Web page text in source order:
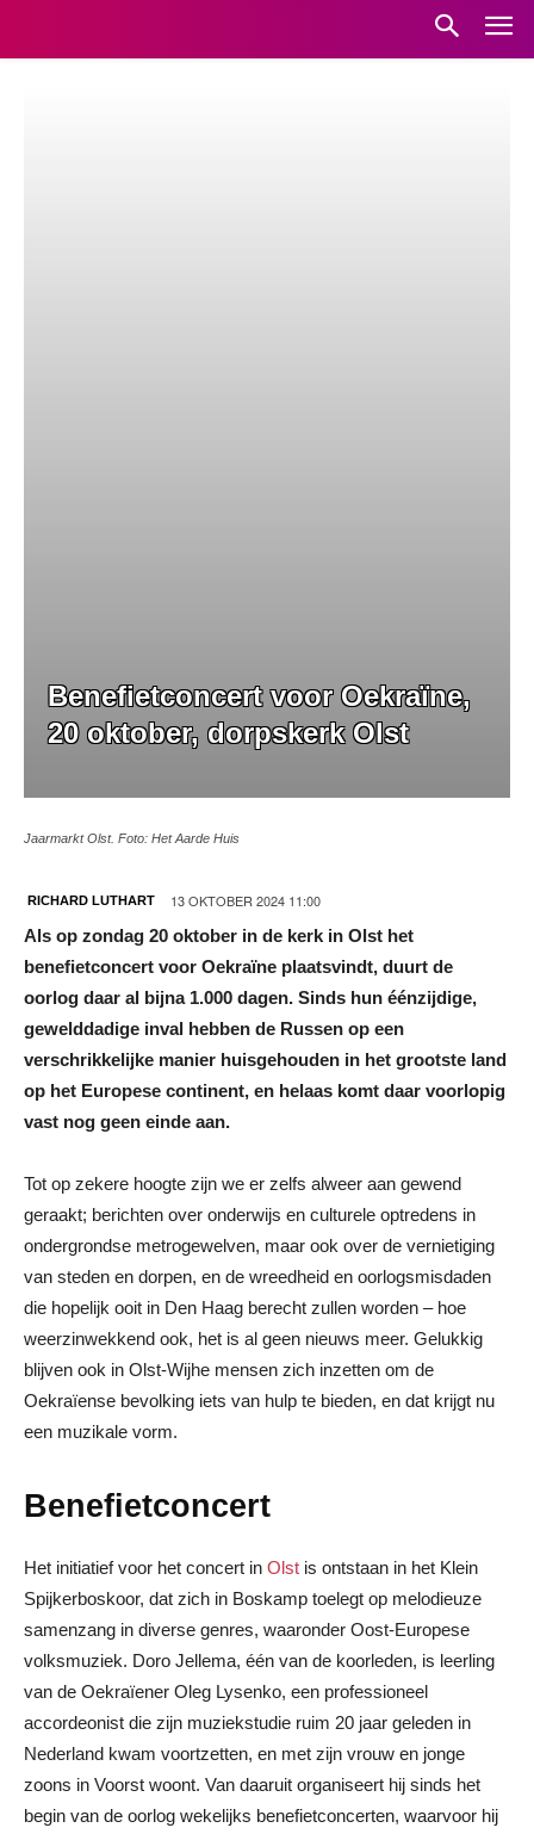
Benefietconcert voor Oekraïne,
20 oktober, dorpskerk Olst
Jaarmarkt Olst. Foto: Het Aarde Huis
RICHARD LUTHART 13 OKTOBER 2024 11:00
Als op zondag 20 oktober in de kerk in Olst het
benefietconcert voor Oekraïne plaatsvindt, duurt de
oorlog daar al bijna 1.000 dagen. Sinds hun éénzijdige,
gewelddadige inval hebben de Russen op een
verschrikkelijke manier huisgehouden in het grootste land
op het Europese continent, en helaas komt daar voorlopig
vast nog geen einde aan.
Tot op zekere hoogte zijn we er zelfs alweer aan gewend
geraakt; berichten over onderwijs en culturele optredens in
ondergrondse metrogewelven, maar ook over de vernietiging
van steden en dorpen, en de wreedheid en oorlogsmisdaden
die hopelijk ooit in Den Haag berecht zullen worden – hoe
weerzinwekkend ook, het is al geen nieuws meer. Gelukkig
blijven ook in Olst-Wijhe mensen zich inzetten om de
Oekraïense bevolking iets van hulp te bieden, en dat krijgt nu
een muzikale vorm.
Benefietconcert
Het initiatief voor het concert in Olst is ontstaan in het Klein
Spijkerboskoor, dat zich in Boskamp toelegt op melodieuze
samenzang in diverse genres, waaronder Oost-Europese
volksmuziek. Doro Jellema, één van de koorleden, is leerling
van de Oekraïener Oleg Lysenko, een professioneel
accordeonist die zijn muziekstudie ruim 20 jaar geleden in
Nederland kwam voortzetten, en met zijn vrouw en jonge
zoons in Voorst woont. Van daaruit organiseert hij sinds het
begin van de oorlog wekelijks benefietconcerten, waarvoor hij